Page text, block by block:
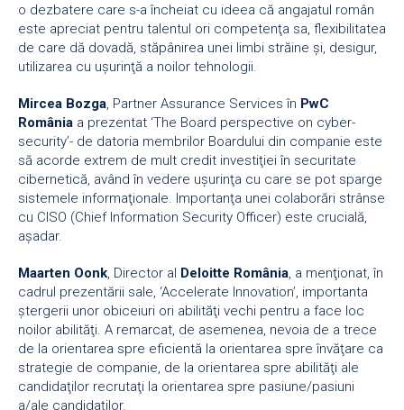
o dezbatere care s-a încheiat cu ideea că angajatul român
este apreciat pentru talentul ori competenţa sa, flexibilitatea
de care dă dovadă, stăpânirea unei limbi străine şi, desigur,
utilizarea cu uşurinţă a noilor tehnologii.
Mircea Bozga, Partner Assurance Services în PwC
România a prezentat ‘The Board perspective on cyber-
security’- de datoria membrilor Boardului din companie este
să acorde extrem de mult credit investiţiei în securitate
cibernetică, având în vedere uşurinţa cu care se pot sparge
sistemele informaţionale. Importanţa unei colaborări strânse
cu CISO (Chief Information Security Officer) este crucială,
aşadar.
Maarten Oonk, Director al Deloitte România, a menţionat, în
cadrul prezentării sale, ‘Accelerate Innovation’, importanta
ştergerii unor obiceiuri ori abilităţi vechi pentru a face loc
noilor abilităţi. A remarcat, de asemenea, nevoia de a trece
de la orientarea spre eficientă la orientarea spre învăţare ca
strategie de companie, de la orientarea spre abilităţi ale
candidaţilor recrutaţi la orientarea spre pasiune/pasiuni
a/ale candidaţilor.